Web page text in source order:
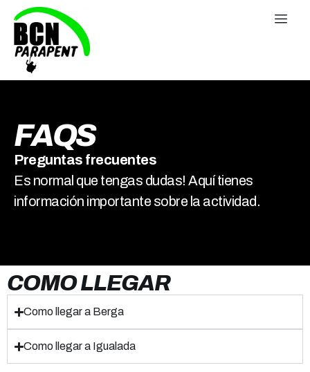
FAQS
Preguntas frecuentes
Es normal que tengas dudas! Aquí tienes
información importante sobre la actividad.
COMO LLEGAR
Como llegar a Berga
Como llegar a Igualada